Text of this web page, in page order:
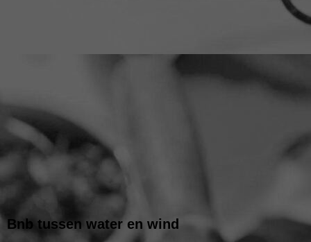
Bnb tussen water en wind